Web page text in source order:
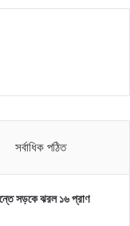
সর্বাধিক পঠিত
সড়কে ঝরল ১৬ প্রাণ